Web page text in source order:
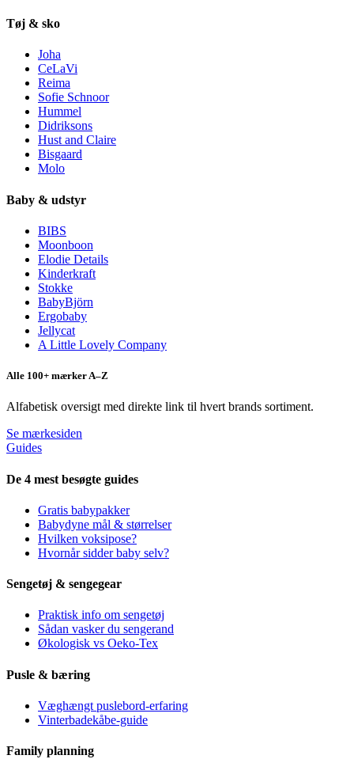
Tøj & sko
Joha
CeLaVi
Reima
Sofie Schnoor
Hummel
Didriksons
Hust and Claire
Bisgaard
Molo
Baby & udstyr
BIBS
Moonboon
Elodie Details
Kinderkraft
Stokke
BabyBjörn
Ergobaby
Jellycat
A Little Lovely Company
Alle 100+ mærker A–Z
Alfabetisk oversigt med direkte link til hvert brands sortiment.
Se mærkesiden
Guides
De 4 mest besøgte guides
Gratis babypakker
Babydyne mål & størrelser
Hvilken voksipose?
Hvornår sidder baby selv?
Sengetøj & sengegear
Praktisk info om sengetøj
Sådan vasker du sengerand
Økologisk vs Oeko-Tex
Pusle & bæring
Væghængt puslebord-erfaring
Vinterbadekåbe-guide
Family planning